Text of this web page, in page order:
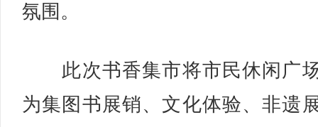
氛围。
此次书香集市将市民休闲广
为集图书展销、文化体验、非遗